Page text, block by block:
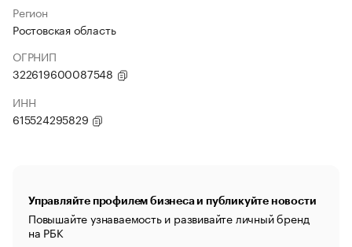
Регион
Ростовская область
ОГРНИП
322619600087548
ИНН
615524295829
Управляйте профилем бизнеса и публикуйте новости
Повышайте узнаваемость и развивайте личный бренд
на РБК